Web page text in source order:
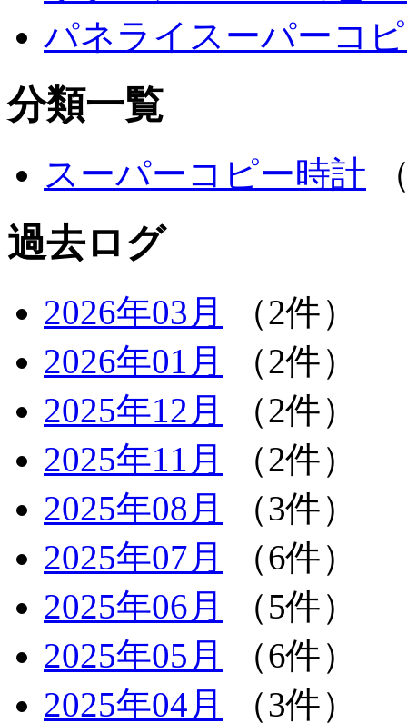
パネライスーパーコ
分類一覧
スーパーコピー時計
過去ログ
2026年03月
（2件）
2026年01月
（2件）
2025年12月
（2件）
2025年11月
（2件）
2025年08月
（3件）
2025年07月
（6件）
2025年06月
（5件）
2025年05月
（6件）
2025年04月
（3件）